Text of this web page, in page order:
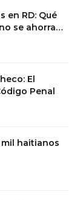
en RD: Qué
se ahorra
El
Penal
haitianos